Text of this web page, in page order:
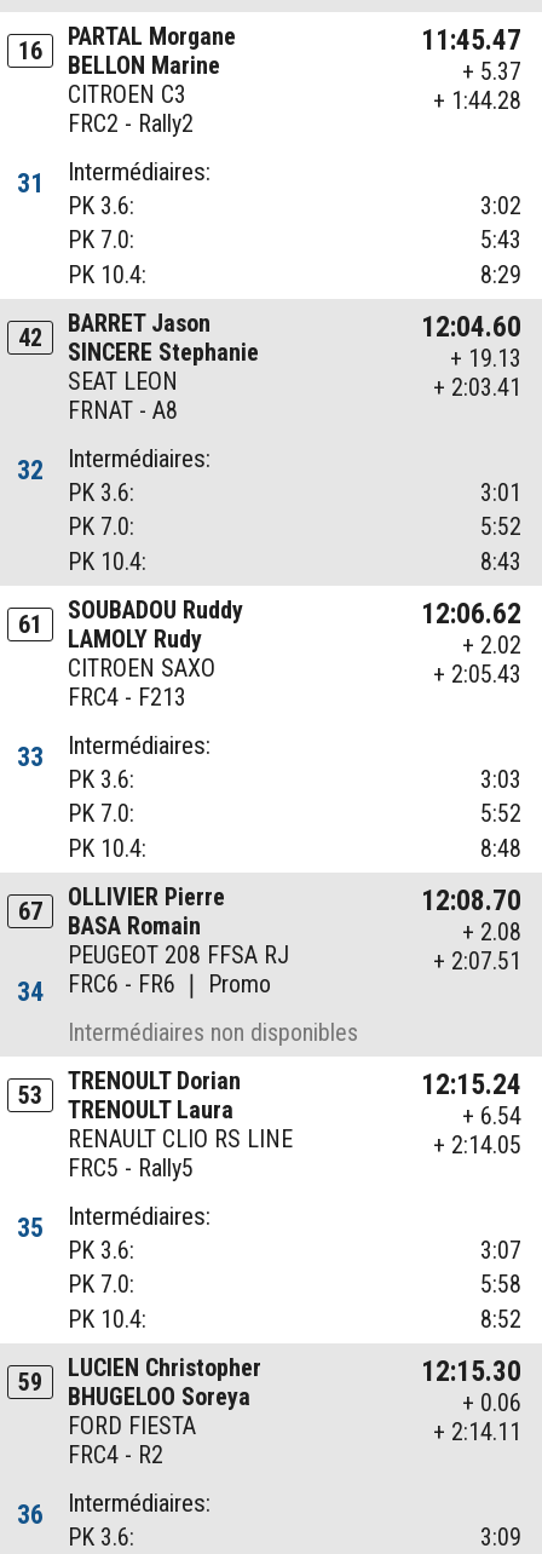
16
PARTAL Morgane
BELLON Marine
CITROEN C3
FRC2 - Rally2
11:45.47
+ 5.37
+ 1:44.28
31
Intermédiaires:
PK 3.6:
3:02
PK 7.0:
5:43
PK 10.4:
8:29
42
BARRET Jason
SINCERE Stephanie
SEAT LEON
FRNAT - A8
12:04.60
+ 19.13
+ 2:03.41
32
Intermédiaires:
PK 3.6:
3:01
PK 7.0:
5:52
PK 10.4:
8:43
61
SOUBADOU Ruddy
LAMOLY Rudy
CITROEN SAXO
FRC4 - F213
12:06.62
+ 2.02
+ 2:05.43
33
Intermédiaires:
PK 3.6:
3:03
PK 7.0:
5:52
PK 10.4:
8:48
67
OLLIVIER Pierre
BASA Romain
PEUGEOT 208 FFSA RJ
FRC6 - FR6 ❘ Promo
12:08.70
+ 2.08
+ 2:07.51
34
Intermédiaires non disponibles
53
TRENOULT Dorian
TRENOULT Laura
RENAULT CLIO RS LINE
FRC5 - Rally5
12:15.24
+ 6.54
+ 2:14.05
35
Intermédiaires:
PK 3.6:
3:07
PK 7.0:
5:58
PK 10.4:
8:52
59
LUCIEN Christopher
BHUGELOO Soreya
FORD FIESTA
FRC4 - R2
12:15.30
+ 0.06
+ 2:14.11
36
Intermédiaires:
PK 3.6:
3:09